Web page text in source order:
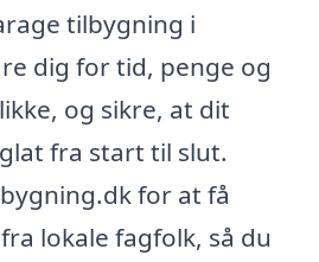
tilbygning i
dig for tid, penge og
og sikre, at dit
fra start til slut.
for at få
lokale fagfolk, så du